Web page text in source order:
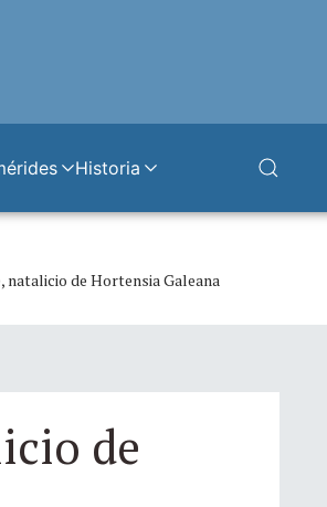
Historia
natalicio de Hortensia Galeana
de